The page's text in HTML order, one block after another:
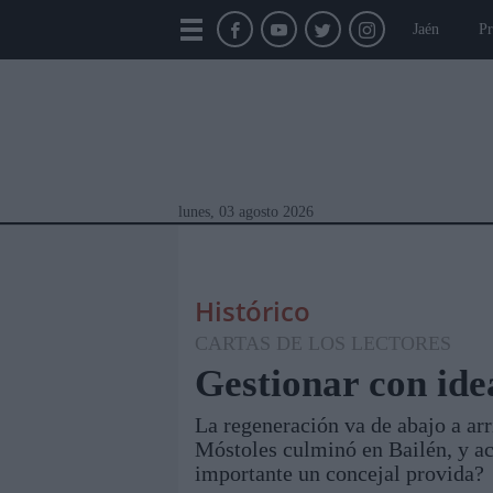
Jaén
lunes, 03 agosto 2026
Módulos Portada Jaén Provincia
Histórico
CARTAS DE LOS LECTORES
Gestionar con
La regeneración va de abajo a
Móstoles culminó en Bailén, y
importante un concejal provida?